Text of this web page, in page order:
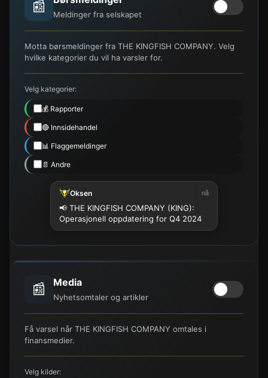
📰 Meldinger fra selskapet
Motta børsmeldinger fra THE KINGFISH COMPANY. Velg
hvilke kategorier du vil ha varsler for.
Velg kategorier:
💰 Rapporter
🔴 Innsidehandel
📊 Flaggemeldinger
📄 Andre
Oksen nå
📢 THE KINGFISH COMPANY (KING):
Operasjonell oppdatering for Q4 2024
📰 Media
Nyhetsomtaler og artikler
Få varsel når THE KINGFISH COMPANY omtales i
finansmedier.
Velg kilder: